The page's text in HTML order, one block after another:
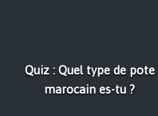
Quiz : Quel type de pote
marocain es-tu ?